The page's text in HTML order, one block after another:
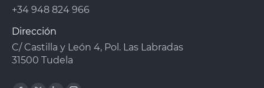
+34 948 824 966
Dirección
C/ Castilla y León 4, Pol. Las Labradas
31500 Tudela